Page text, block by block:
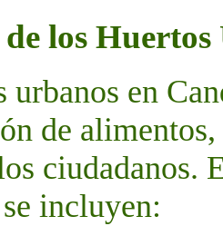
los
urbanos en
de
ciudadanos.
incluyen: